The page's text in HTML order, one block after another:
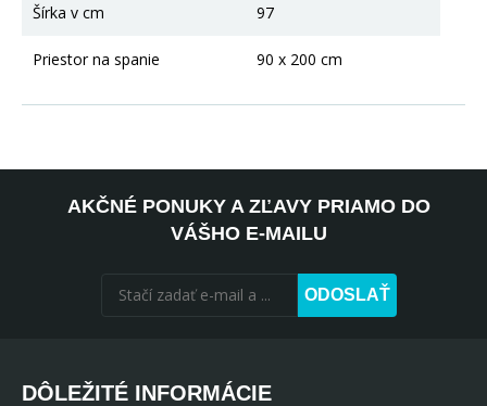
Šírka v cm 97
Priestor na spanie 90 x 200 cm
AKČNÉ PONUKY A ZĽAVY PRIAMO DO
VÁŠHO E-MAILU
ODOSLAŤ
DÔLEŽITÉ INFORMÁCIE